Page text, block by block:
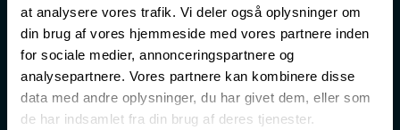
at analysere vores trafik. Vi deler også oplysninger om
din brug af vores hjemmeside med vores partnere inden
for sociale medier, annonceringspartnere og
analysepartnere. Vores partnere kan kombinere disse
data med andre oplysninger, du har givet dem, eller som
de har indsamlet fra din brug af deres tjenester.
LML SPORT er en engrosforhandler af alt til vand. Vores
sortiment omfatter f.eks. badetøj, svømmeudstyr, udstyr til
vandleg og vandsport, vandbehandling og teknik samt inventar
til vådrum, sauna & spa. Vores kunder er bl.a. svømmehaller,
badelande, friluftsbade, campingpladser, feriecentre,
idrætshaller og skoler. Vælg os som din leverandør, fordi vi har
over 50 års erfaring i branchen og tilbyder den højeste